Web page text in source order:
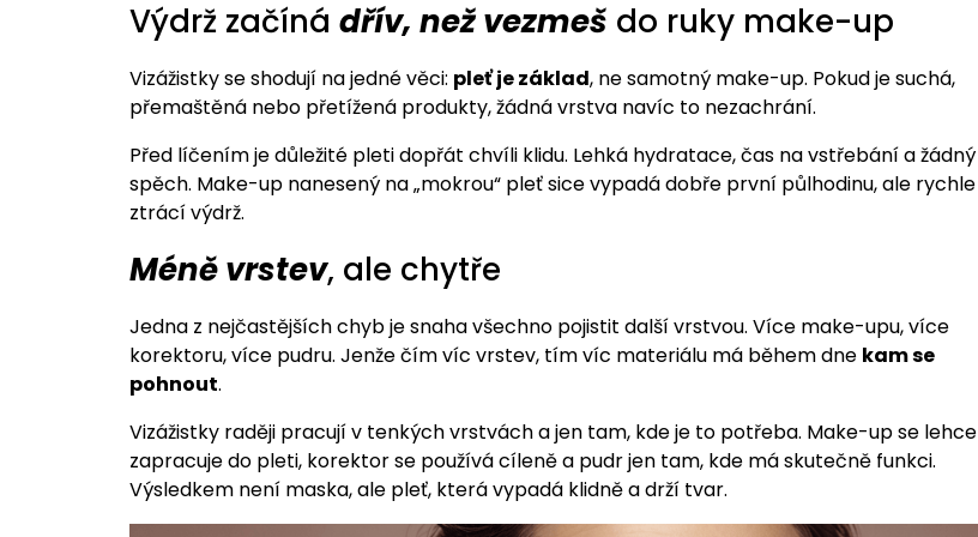
Výdrž začíná dřív, než vezmeš do ruky make-up
Vizážistky se shodují na jedné věci: pleť je základ, ne samotný make-up. Pokud je suchá,
přemaštěná nebo přetížená produkty, žádná vrstva navíc to nezachrání.
Před líčením je důležité pleti dopřát chvíli klidu. Lehká hydratace, čas na vstřebání a žádný
spěch. Make-up nanesený na „mokrou“ pleť sice vypadá dobře první půlhodinu, ale rychle
ztrácí výdrž.
Méně vrstev, ale chytře
Jedna z nejčastějších chyb je snaha všechno pojistit další vrstvou. Více make-upu, více
korektoru, více pudru. Jenže čím víc vrstev, tím víc materiálu má během dne kam se
pohnout.
Vizážistky raději pracují v tenkých vrstvách a jen tam, kde je to potřeba. Make-up se lehce
zapracuje do pleti, korektor se používá cíleně a pudr jen tam, kde má skutečně funkci.
Výsledkem není maska, ale pleť, která vypadá klidně a drží tvar.